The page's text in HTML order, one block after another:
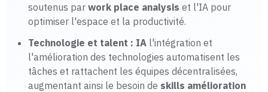
soutenus par work place analysis et l'IA pour
optimiser l'espace et la productivité.
Technologie et talent : IA l'intégration et
l'amélioration des technologies automatisent les
tâches et rattachent les équipes décentralisées,
augmentant ainsi le besoin de skills amélioration